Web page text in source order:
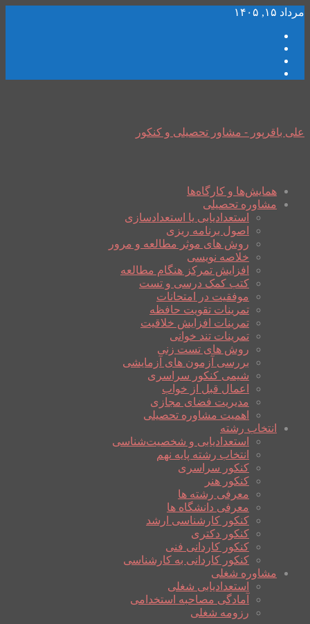
مرداد ۱۵, ۱۴۰۵
علی باقرپور - مشاور تحصیلی و کنکور
همایش‌ها و کارگاه‌ها
مشاوره تحصیلی
استعدادیابی یا استعدادسازی
اصول برنامه ریزی
روش های موثر مطالعه و مرور
خلاصه نویسی
افزایش تمرکز هنگام مطالعه
کتب کمک درسی و تست
موفقیت در امتحانات
تمرینات تقویت حافظه
تمرینات افزایش خلاقیت
تمرینات تند خوانی
روش های تست زنی
بررسی آزمون های آزمایشی
شیمی کنکور سراسری
اعمال قبل از خواب
مدیریت فضای مجازی
اهمیت مشاوره تحصیلی
انتخاب رشته
استعدادیابی و شخصیت‌شناسی
انتخاب رشته پایه نهم
کنکور سراسری
کنکور هنر
معرفی رشته ها
معرفی دانشگاه ها
کنکور کارشناسی ارشد
کنکور دکتری
کنکور کاردانی فنی
کنکور کاردانی به کارشناسی
مشاوره شغلی
استعدادیابی شغلی
آمادگی مصاحبه استخدامی
رزومه شغلی